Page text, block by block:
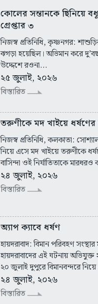
কোলের সন্তানকে ছিনিয়ে
গ্রেপ্তার ৩
নিজস্ব প্রতিনিধি, কৃষ্ণনগর:
ঝগড়া হয়েছিল। অভিমান করে
উদ্দেশে রওনা...
২৫ জুলাই, ২০২৬
বিস্তারিত
তরুণীকে মদ খাইয়ে
নিজস্ব প্রতিনিধি, কলকাতা:
নিয়ে এসে মদ খাইয়ে তরুণীকে
বাসিন্দা ওই নির্যাতিতাকে
২৪ জুলাই, ২০২৬
বিস্তারিত
অ্যাপ ক্যাবে ধর্ষণ
হায়দরাবাদ: বিমান পরিবহণ সংস্থার
হায়দরাবাদের এই ঘটনায়
২০ জুলাই দুপুরে বিমানবন্দরে
২৪ জুলাই, ২০২৬
বিস্তারিত